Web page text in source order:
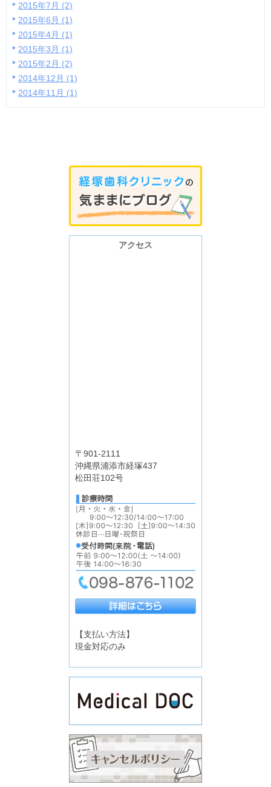
2015年7月 (2)
2015年6月 (1)
2015年4月 (1)
2015年3月 (1)
2015年2月 (2)
2014年12月 (1)
2014年11月 (1)
アクセス
〒901-2111
沖縄県浦添市経塚437
松田荘102号
【支払い方法】
現金対応のみ